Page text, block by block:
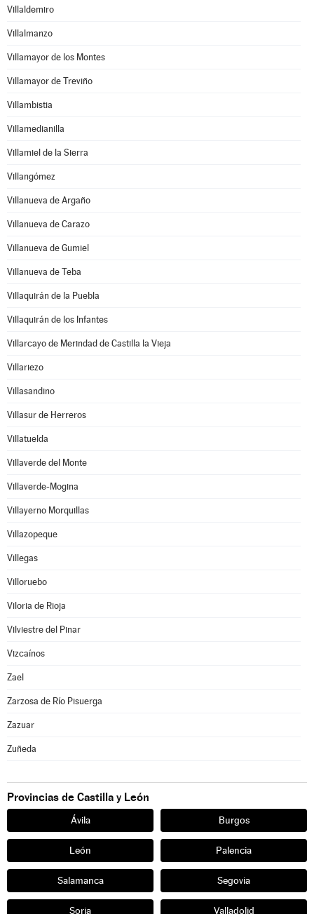
Villaldemiro
Villalmanzo
Villamayor de los Montes
Villamayor de Treviño
Villambistia
Villamedianilla
Villamiel de la Sierra
Villangómez
Villanueva de Argaño
Villanueva de Carazo
Villanueva de Gumiel
Villanueva de Teba
Villaquirán de la Puebla
Villaquirán de los Infantes
Villarcayo de Merindad de Castilla la Vieja
Villariezo
Villasandino
Villasur de Herreros
Villatuelda
Villaverde del Monte
Villaverde-Mogina
Villayerno Morquillas
Villazopeque
Villegas
Villoruebo
Viloria de Rioja
Vilviestre del Pinar
Vizcaínos
Zael
Zarzosa de Río Pisuerga
Zazuar
Zuñeda
Provincias de Castilla y León
Ávila Burgos
León Palencia
Salamanca Segovia
Soria Valladolid